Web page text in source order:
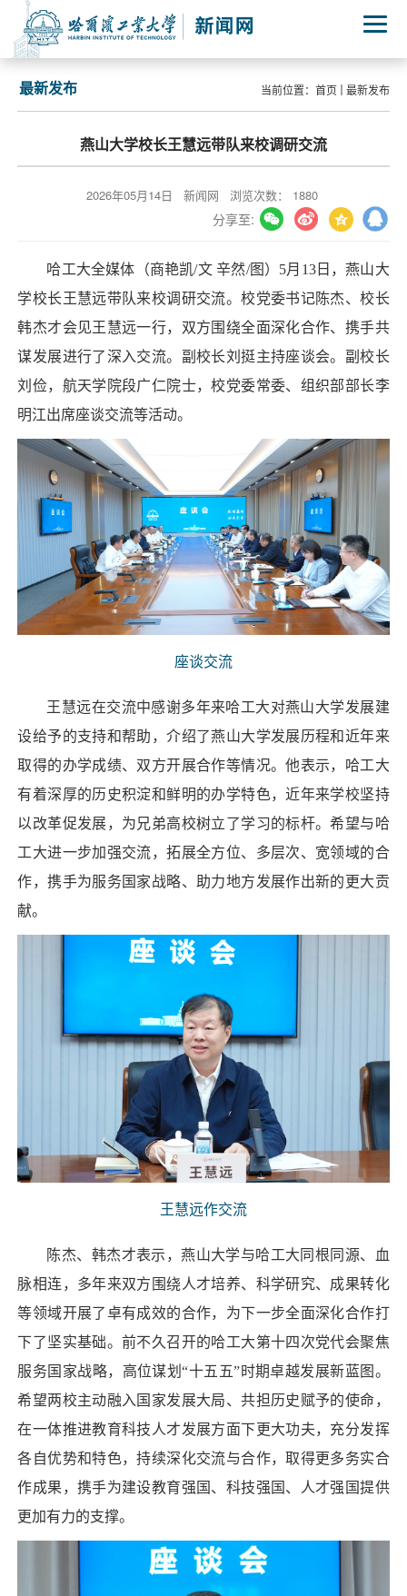
当前位置： 首页 最新发布
最新发布
燕山大学校长王慧远带队来校调研交流
2026年05月14日 新闻网 浏览次数： 1880
分享至:
哈工大全媒体（商艳凯/文 辛然/图）5月13日，燕山大
学校长王慧远带队来校调研交流。校党委书记陈杰、校长
韩杰才会见王慧远一行，双方围绕全面深化合作、携手共
谋发展进行了深入交流。副校长刘挺主持座谈会。副校长
刘俭，航天学院段广仁院士，校党委常委、组织部部长李
明江出席座谈交流等活动。
座谈交流
王慧远在交流中感谢多年来哈工大对燕山大学发展建
设给予的支持和帮助，介绍了燕山大学发展历程和近年来
取得的办学成绩、双方开展合作等情况。他表示，哈工大
有着深厚的历史积淀和鲜明的办学特色，近年来学校坚持
以改革促发展，为兄弟高校树立了学习的标杆。希望与哈
工大进一步加强交流，拓展全方位、多层次、宽领域的合
作，携手为服务国家战略、助力地方发展作出新的更大贡
献。
王慧远作交流
陈杰、韩杰才表示，燕山大学与哈工大同根同源、血
脉相连，多年来双方围绕人才培养、科学研究、成果转化
等领域开展了卓有成效的合作，为下一步全面深化合作打
下了坚实基础。前不久召开的哈工大第十四次党代会聚焦
服务国家战略，高位谋划“十五五”时期卓越发展新蓝图。
希望两校主动融入国家发展大局、共担历史赋予的使命，
在一体推进教育科技人才发展方面下更大功夫，充分发挥
各自优势和特色，持续深化交流与合作，取得更多务实合
作成果，携手为建设教育强国、科技强国、人才强国提供
更加有力的支撑。